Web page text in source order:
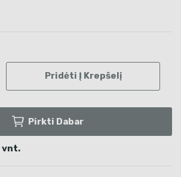
Pridėti Į Krepšelį
Pirkti Dabar
vnt.